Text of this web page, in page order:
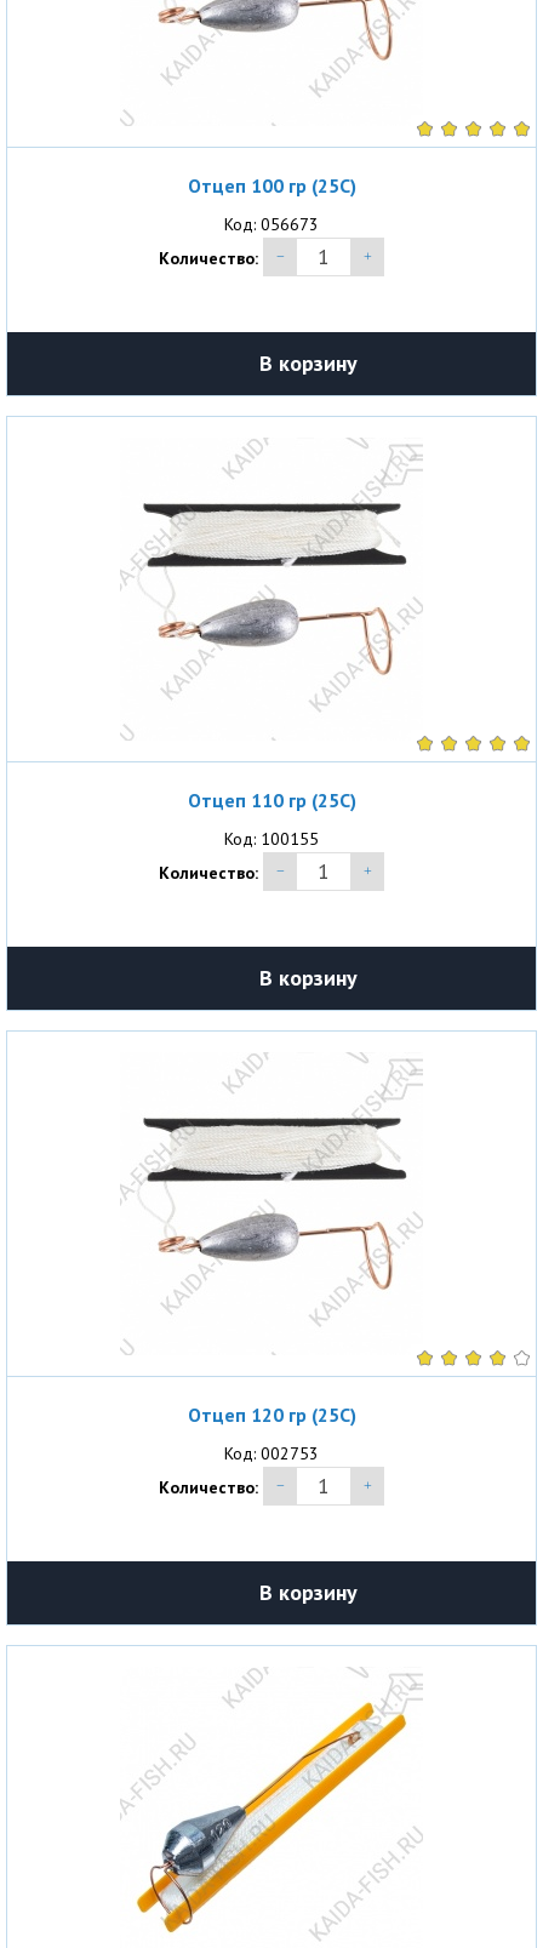
Отцеп 100 гр (25С)
Код: 056673
Количество:
В корзину
Отцеп 110 гр (25С)
Код: 100155
Количество:
В корзину
Отцеп 120 гр (25С)
Код: 002753
Количество:
В корзину